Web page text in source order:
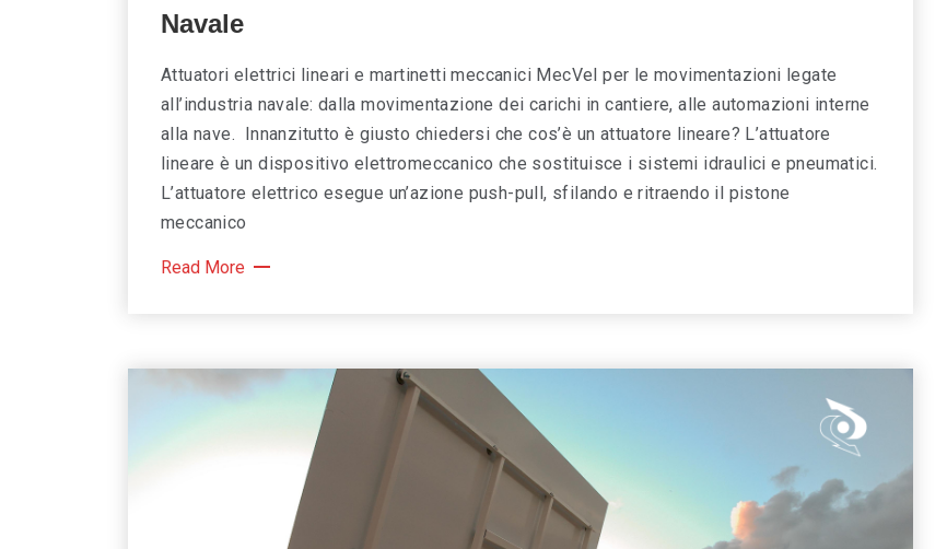
Navale
Attuatori elettrici lineari e martinetti meccanici MecVel per le movimentazioni legate
all’industria navale: dalla movimentazione dei carichi in cantiere, alle automazioni interne
alla nave. Innanzitutto è giusto chiedersi che cos’è un attuatore lineare? L’attuatore
lineare è un dispositivo elettromeccanico che sostituisce i sistemi idraulici e pneumatici.
L’attuatore elettrico esegue un’azione push-pull, sfilando e ritraendo il pistone
meccanico
Read More